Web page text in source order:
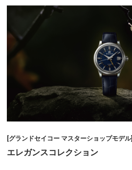
[グランドセイコー マスターショップモデル]
エレガンスコレクション